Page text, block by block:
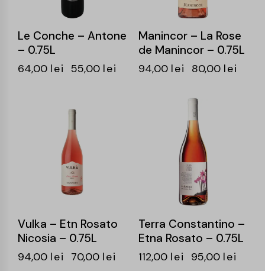
Le Conche – Antone
– 0.75L
64,00 lei 55,00 lei
Manincor – La Rose
de Manincor – 0.75L
94,00 lei 80,00 lei
Vulka – Etn Rosato
Nicosia – 0.75L
94,00 lei 70,00 lei
Terra Constantino –
Etna Rosato – 0.75L
112,00 lei 95,00 lei